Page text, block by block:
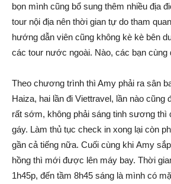
bọn mình cũng bổ sung thêm nhiều địa
tour nội địa nên thời gian tự do tham
hướng dẫn viên cũng không kè kè bên
các tour nước ngoài. Nào, các bạn cùng
Theo chương trình thì Amy phải ra sân
Haiza, hai lần đi Viettravel, lần nào
rất sớm, không phải sáng tinh sương thì
gáy. Làm thủ tục check in xong lại còn
gần cả tiếng nữa. Cuối cùng khi Amy
hồng thì mới được lên máy bay. Thời
1h45p, đến tầm 8h45 sáng là mình có